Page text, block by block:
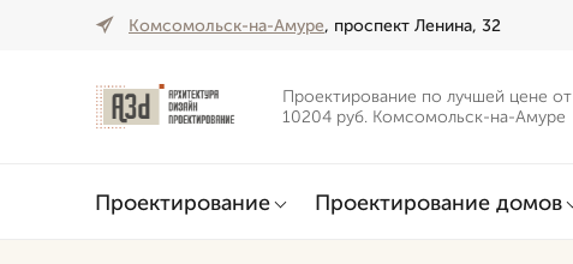
Комсомольск-на-Амуре, проспект Ленина, 32
Проектирование по лучшей цене от
10204 руб. Комсомольск-на-Амуре
Проектирование Проектирование домов